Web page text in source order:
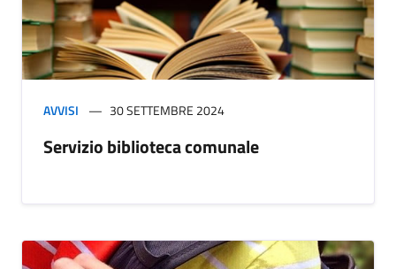
AVVISI 30 SETTEMBRE 2024
Servizio biblioteca comunale